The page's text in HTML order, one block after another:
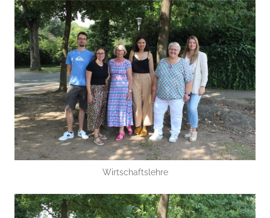
Wirtschaftslehre